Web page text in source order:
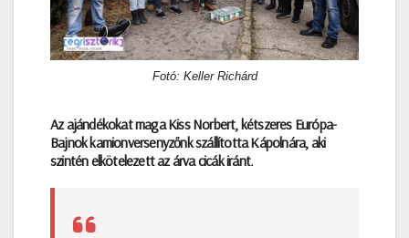
Fotó: Keller Richárd
Az ajándékokat maga Kiss Norbert, kétszeres Európa-
Bajnok kamionversenyzőnk szállította Kápolnára, aki
szintén elkötelezett az árva cicák iránt.